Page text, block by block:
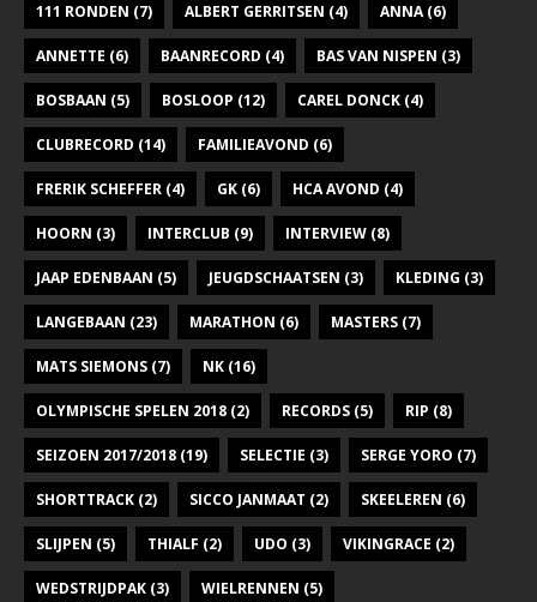
111 RONDEN (7) ALBERT GERRITSEN (4) ANNA(6)
ANNETTE (6) BAANRECORD (4) BAS VAN NISPEN (3)
BOSBAAN (5) BOSLOOP (12) CAREL DONCK (4)
CLUBRECORD (14) FAMILIEAVOND (6)
FRERIK SCHEFFER (4) GK (6) HCA AVOND (4)
HOORN (3) INTERCLUB (9) INTERVIEW (8)
JAAP EDENBAAN (5) JEUGDSCHAATSEN (3) KLEDING (3)
LANGEBAAN (23) MARATHON (6) MASTERS (7)
MATS SIEMONS (7) NK (16)
OLYMPISCHE SPELEN 2018 (2) RECORDS (5) RIP (8)
SEIZOEN 2017/2018 (19) SELECTIE (3) SERGE YORO (7)
SHORTTRACK (2) SICCO JANMAAT (2) SKEELEREN (6)
SLIJPEN (5) THIALF (2) UDO (3) VIKINGRACE (2)
WEDSTRIJDPAK (3) WIELRENNEN (5)